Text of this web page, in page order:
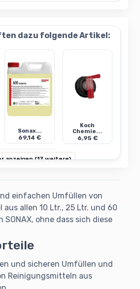
dazu folgende Artikel:
Sonax...
69,14 €
Koch
Chemie...
6,95 €
anzeigen (17 weitere)
einfachen Umfüllen von
allen 10 Ltr., 25 Ltr. und 60
SONAX, ohne dass sich diese
und sicheren Umfüllen und
Reinigungsmitteln aus